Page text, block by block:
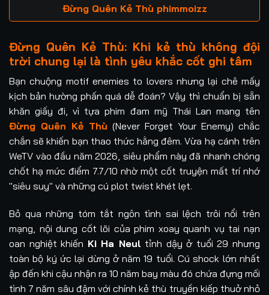
Đừng Quên Kẻ Thù phimmoizz
Đừng Quên Kẻ Thù: Khi kẻ thù không đội
trời chung lại là tình yêu khắc cốt ghi tâm
Bạn chuộng motif enemies to lovers nhưng lại chê mấy
kịch bản hường phấn quá dễ đoán? Vậy thì chuẩn bị sẵn
khăn giấy đi, vì tựa phim đam mỹ Thái Lan mang tên
Đừng Quên Kẻ Thù (Never Forget Your Enemy) chắc
chắn sẽ khiến bạn thao thức hằng đêm. Vừa hạ cánh trên
WeTV vào đầu năm 2026, siêu phẩm này đã nhanh chóng
chốt hạ mức điểm 7.7/10 nhờ một cốt truyện mất trí nhớ
"siêu suy" và những cú plot twist khét lẹt.
Bỏ qua những tóm tắt ngôn tình sai lệch trôi nổi trên
mạng, nội dung cốt lõi của phim xoay quanh vụ tai nạn
oan nghiệt khiến Ki Ha Neul tỉnh dậy ở tuổi 29 nhưng
toàn bộ ký ức lại dừng ở năm 19 tuổi. Cú shock lớn nhất
ập đến khi cậu nhận ra 10 năm bay màu đó chứa đựng mối
tình 7 năm sâu đậm với chính kẻ thù truyền kiếp thuở nhỏ